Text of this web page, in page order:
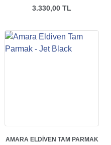
3.330,00 TL
AMARA ELDIVEN TAM PARMAK